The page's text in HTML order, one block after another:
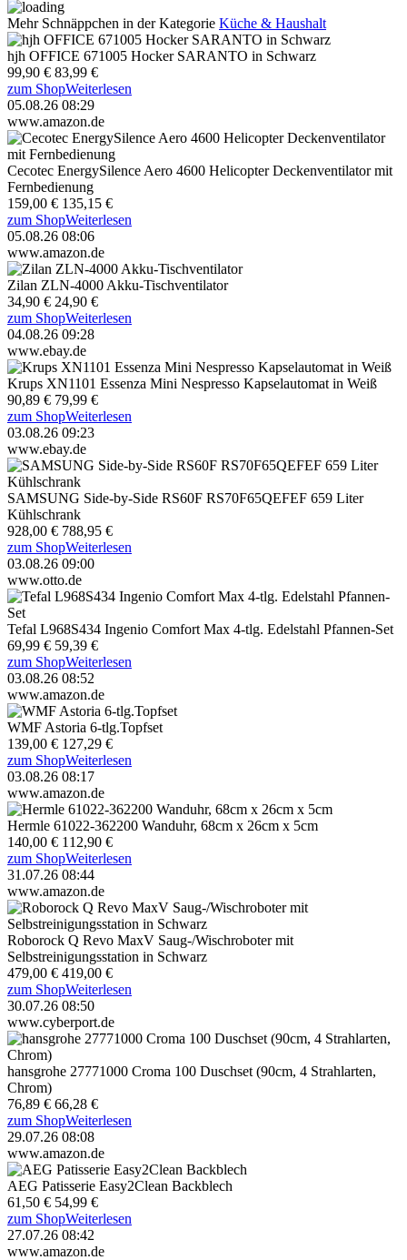
Mehr Schnäppchen in der Kategorie Küche & Haushalt
hjh OFFICE 671005 Hocker SARANTO in Schwarz
99,90 € 83,99 €
zum ShopWeiterlesen
05.08.26 08:29
www.amazon.de
Cecotec EnergySilence Aero 4600 Helicopter Deckenventilator mit
Fernbedienung
159,00 € 135,15 €
zum ShopWeiterlesen
05.08.26 08:06
www.amazon.de
Zilan ZLN-4000 Akku-Tischventilator
34,90 € 24,90 €
zum ShopWeiterlesen
04.08.26 09:28
www.ebay.de
Krups XN1101 Essenza Mini Nespresso Kapselautomat in Weiß
90,89 € 79,99 €
zum ShopWeiterlesen
03.08.26 09:23
www.ebay.de
SAMSUNG Side-by-Side RS60F RS70F65QEFEF 659 Liter
Kühlschrank
928,00 € 788,95 €
zum ShopWeiterlesen
03.08.26 09:00
www.otto.de
Tefal L968S434 Ingenio Comfort Max 4-tlg. Edelstahl Pfannen-Set
69,99 € 59,39 €
zum ShopWeiterlesen
03.08.26 08:52
www.amazon.de
WMF Astoria 6-tlg.Topfset
139,00 € 127,29 €
zum ShopWeiterlesen
03.08.26 08:17
www.amazon.de
Hermle 61022-362200 Wanduhr, 68cm x 26cm x 5cm
140,00 € 112,90 €
zum ShopWeiterlesen
31.07.26 08:44
www.amazon.de
Roborock Q Revo MaxV Saug-/Wischroboter mit
Selbstreinigungsstation in Schwarz
479,00 € 419,00 €
zum ShopWeiterlesen
30.07.26 08:50
www.cyberport.de
hansgrohe 27771000 Croma 100 Duschset (90cm, 4 Strahlarten,
Chrom)
76,89 € 66,28 €
zum ShopWeiterlesen
29.07.26 08:08
www.amazon.de
AEG Patisserie Easy2Clean Backblech
61,50 € 54,99 €
zum ShopWeiterlesen
27.07.26 08:42
www.amazon.de